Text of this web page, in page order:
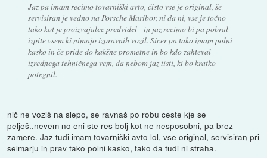
Jaz pa imam recimo tovarniški avto, čisto vse je original, še
servisiran je vedno na Porsche Maribor, ni da ni, vse je točno
tako kot je proizvajalec predvidel - in jaz recimo bi pa pobral
izpite vsem ki nimajo izpravnih vozil. Sicer pa tako imam polni
kasko in če pride do kakšne prometne in bo kdo zahteval
izrednega tehničnega vem, da nebom jaz tisti, ki bo kratko
potegnil.
nič ne voziš na slepo, se ravnaš po robu ceste kje se
pelješ..nevem no eni ste res bolj kot ne nesposobni, pa brez
zamere. Jaz tudi imam tovarniški avto lol, vse original, servisiran pri
selmarju in prav tako polni kasko, tako da tudi ni straha.